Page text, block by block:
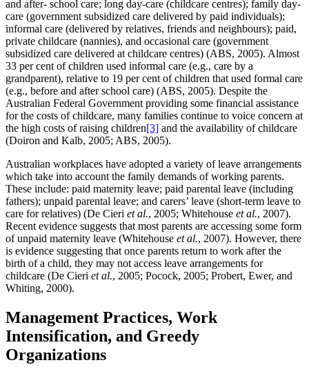
and after- school care; long day-care (childcare centres); family day-
care (government subsidized care delivered by paid individuals);
informal care (delivered by relatives, friends and neighbours); paid,
private childcare (nannies), and occasional care (government
subsidized care delivered at childcare centres) (ABS, 2005). Almost
33 per cent of children used informal care (e.g., care by a
grandparent), relative to 19 per cent of children that used formal care
(e.g., before and after school care) (ABS, 2005). Despite the
Australian Federal Government providing some financial assistance
for the costs of childcare, many families continue to voice concern at
the high costs of raising children[3] and the availability of childcare
(Doiron and Kalb, 2005; ABS, 2005).
Australian workplaces have adopted a variety of leave arrangements
which take into account the family demands of working parents.
These include: paid maternity leave; paid parental leave (including
fathers); unpaid parental leave; and carers’ leave (short-term leave to
care for relatives) (De Cieri et al., 2005; Whitehouse et al., 2007).
Recent evidence suggests that most parents are accessing some form
of unpaid maternity leave (Whitehouse et al., 2007). However, there
is evidence suggesting that once parents return to work after the
birth of a child, they may not access leave arrangements for
childcare (De Cieri et al., 2005; Pocock, 2005; Probert, Ewer, and
Whiting, 2000).
Management Practices, Work
Intensification, and Greedy
Organizations